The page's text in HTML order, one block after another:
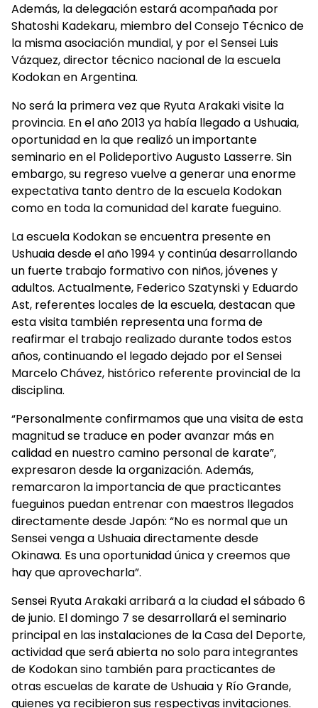
Además, la delegación estará acompañada por
Shatoshi Kadekaru, miembro del Consejo Técnico de
la misma asociación mundial, y por el Sensei Luis
Vázquez, director técnico nacional de la escuela
Kodokan en Argentina.
No será la primera vez que Ryuta Arakaki visite la
provincia. En el año 2013 ya había llegado a Ushuaia,
oportunidad en la que realizó un importante
seminario en el Polideportivo Augusto Lasserre. Sin
embargo, su regreso vuelve a generar una enorme
expectativa tanto dentro de la escuela Kodokan
como en toda la comunidad del karate fueguino.
La escuela Kodokan se encuentra presente en
Ushuaia desde el año 1994 y continúa desarrollando
un fuerte trabajo formativo con niños, jóvenes y
adultos. Actualmente, Federico Szatynski y Eduardo
Ast, referentes locales de la escuela, destacan que
esta visita también representa una forma de
reafirmar el trabajo realizado durante todos estos
años, continuando el legado dejado por el Sensei
Marcelo Chávez, histórico referente provincial de la
disciplina.
“Personalmente confirmamos que una visita de esta
magnitud se traduce en poder avanzar más en
calidad en nuestro camino personal de karate”,
expresaron desde la organización. Además,
remarcaron la importancia de que practicantes
fueguinos puedan entrenar con maestros llegados
directamente desde Japón: “No es normal que un
Sensei venga a Ushuaia directamente desde
Okinawa. Es una oportunidad única y creemos que
hay que aprovecharla”.
Sensei Ryuta Arakaki arribará a la ciudad el sábado 6
de junio. El domingo 7 se desarrollará el seminario
principal en las instalaciones de la Casa del Deporte,
actividad que será abierta no solo para integrantes
de Kodokan sino también para practicantes de
otras escuelas de karate de Ushuaia y Río Grande,
quienes ya recibieron sus respectivas invitaciones.